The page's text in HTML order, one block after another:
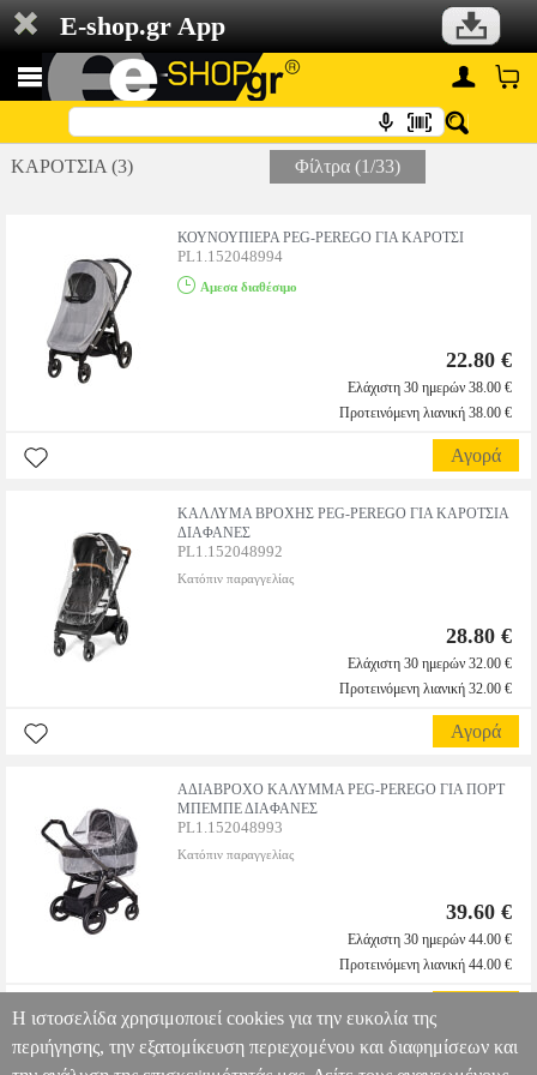
E-shop.gr App
ΚΑΡΟΤΣΙΑ (3) Φίλτρα (1/33)
ΚΟΥΝΟΥΠΙΕΡΑ PEG-PEREGO ΓΙΑ ΚΑΡΟΤΣΙ
PL1.152048994
Αμεσα διαθέσιμο
22.80 €
Ελάχιστη 30 ημερών 38.00 €
Προτεινόμενη λιανική 38.00 €
Αγορά
ΚΑΛΛΥΜΑ ΒΡΟΧΗΣ PEG-PEREGO ΓΙΑ ΚΑΡΟΤΣΙΑ
ΔΙΑΦΑΝΕΣ
PL1.152048992
Κατόπιν παραγγελίας
28.80 €
Ελάχιστη 30 ημερών 32.00 €
Προτεινόμενη λιανική 32.00 €
Αγορά
ΑΔΙΑΒΡΟΧΟ ΚΑΛΥΜΜΑ PEG-PEREGO ΓΙΑ ΠΟΡΤ
ΜΠΕΜΠΕ ΔΙΑΦΑΝΕΣ
PL1.152048993
Κατόπιν παραγγελίας
39.60 €
Ελάχιστη 30 ημερών 44.00 €
Προτεινόμενη λιανική 44.00 €
Η ιστοσελίδα χρησιμοποιεί cookies για την ευκολία της
περιήγησης, την εξατομίκευση περιεχομένου και διαφημίσεων και